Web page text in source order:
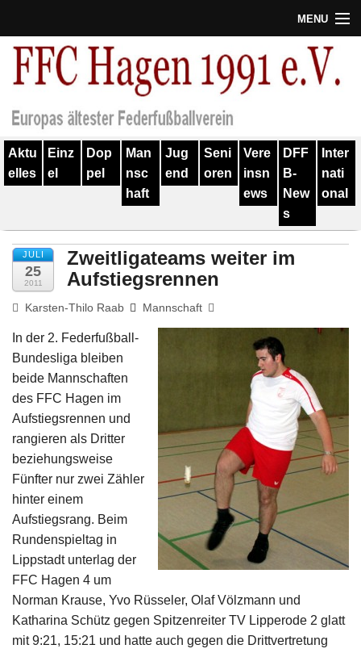
MENU
Termine
Verein
Geschichte
Training
Spieler
Kontakt
Links
Impressum
Aktu
elles
Einz
el
Dop
pel
Man
nsc
haft
Jug
end
Seni
oren
Vere
insn
ews
DFF
B-
New
s
Inter
nati
onal
JULI
25
2011
Zweitligateams weiter im
Aufstiegsrennen
Karsten-Thilo Raab Mannschaft
In der 2. Federfußball-
Bundesliga bleiben
beide Mannschaften
des FFC Hagen im
Aufstiegsrennen und
rangieren als Dritter
beziehungsweise
Fünfter nur zwei Zähler
hinter einem
Aufstiegsrang. Beim
Rundenspieltag in
Lippstadt unterlag der
FFC Hagen 4 um
Norman Krause, Yvo Rüsseler, Olaf Völzmann und
Katharina Schütz gegen Spitzenreiter TV Lipperode 2 glatt
mit 9:21, 15:21 und hatte auch gegen die Drittvertretung